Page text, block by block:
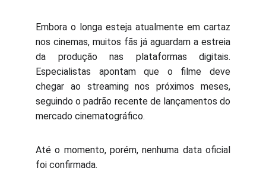
Embora o longa esteja atualmente em cartaz
nos cinemas, muitos fãs já aguardam a estreia
da produção nas plataformas digitais.
Especialistas apontam que o filme deve
chegar ao streaming nos próximos meses,
seguindo o padrão recente de lançamentos do
mercado cinematográfico.
Até o momento, porém, nenhuma data oficial
foi confirmada.